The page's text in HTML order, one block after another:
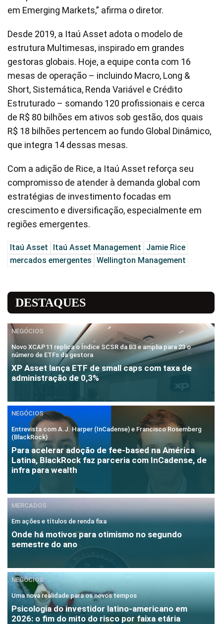
em Emerging Markets,” afirma o diretor.
Desde 2019, a Itaú Asset adota o modelo de
estrutura Multimesas, inspirado em grandes
gestoras globais. Hoje, a equipe conta com 16
mesas de operação – incluindo Macro, Long &
Short, Sistemática, Renda Variável e Crédito
Estruturado – somando 120 profissionais e cerca
de R$ 80 bilhões em ativos sob gestão, dos quais
R$ 18 bilhões pertencem ao fundo Global Dinâmico,
que integra 14 dessas mesas.
Com a adição de Rice, a Itaú Asset reforça seu
compromisso de atender à demanda global com
estratégias de investimento focadas em
crescimento e diversificação, especialmente em
regiões emergentes.
Itaú Asset Itaú Asset Management
Jamie Rice
mercados emergentes Wellington Management
DESTAQUES
NEGÓCIOS
Novo XCAP11 replica o Índice SCSR da B3 e amplia para 23 o
número de ETFs da gestora
XP Asset lança ETF de small caps com taxa de
administração de 0,3%
NEGÓCIOS
Entrevista com A.J. Harper (InCadense) e Francisco Rosemberg
(BlackRock)
Para acelerar adoção de fee-based na América
Latina, BlackRock faz parceria com InCadense, de
infra para wealth
MERCADOS
Em ações e títulos de renda fixa
Onde há motivos para otimismo no segundo
semestre do ano
NEGÓCIOS
Uma nova realidade para os novos tempos
Psicologia do investidor latino-americano em
2026: o fim do mito do risco por faixa etária